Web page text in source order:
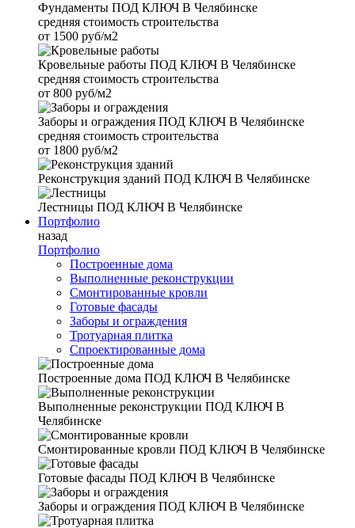
Фундаменты ПОД КЛЮЧ В Челябинске
средняя стоимость строительства
от 1500 руб/м2
Кровельные работы ПОД КЛЮЧ В Челябинске
средняя стоимость строительства
от 800 руб/м2
Заборы и ограждения ПОД КЛЮЧ В Челябинске
средняя стоимость строительства
от 1800 руб/м2
Реконструкция зданий ПОД КЛЮЧ В Челябинске
Лестницы ПОД КЛЮЧ В Челябинске
Портфолио
назад
Портфолио
Построенные дома
Выполненные реконструкции
Смонтированные кровли
Готовые фасады
Заборы и ограждения
Тротуарная плитка
Спроектированные дома
Построенные дома ПОД КЛЮЧ В Челябинске
Выполненные реконструкции ПОД КЛЮЧ В
Челябинске
Смонтированные кровли ПОД КЛЮЧ В Челябинске
Готовые фасады ПОД КЛЮЧ В Челябинске
Заборы и ограждения ПОД КЛЮЧ В Челябинске